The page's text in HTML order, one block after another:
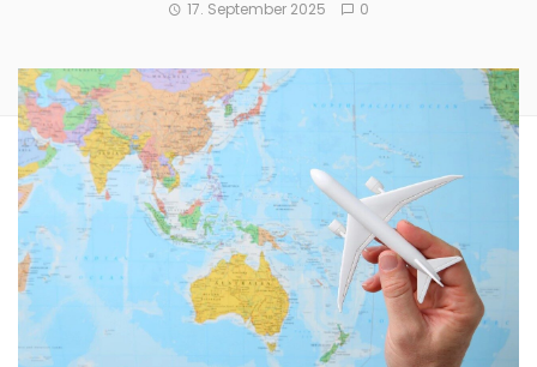
17. September 2025 0